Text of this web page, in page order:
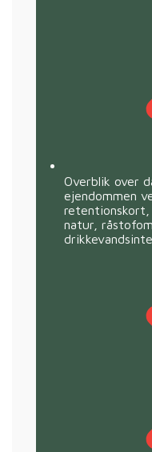
Overblik over
ejendommen
natur,